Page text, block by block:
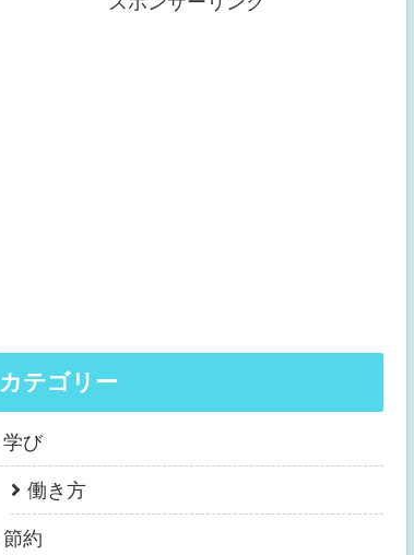
カテゴリー
学び
働き方
節約